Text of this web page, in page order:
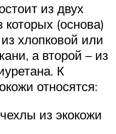
из двух
(основа)
хлопковой или
а второй – из
К
относятся:
из экокожи